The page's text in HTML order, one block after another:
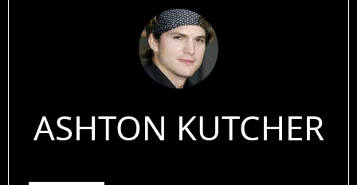
ASHTON KUTCHER